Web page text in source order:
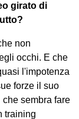
girato di
non
occhi. E che
l'impotenza
forze il suo
sembra fare
training